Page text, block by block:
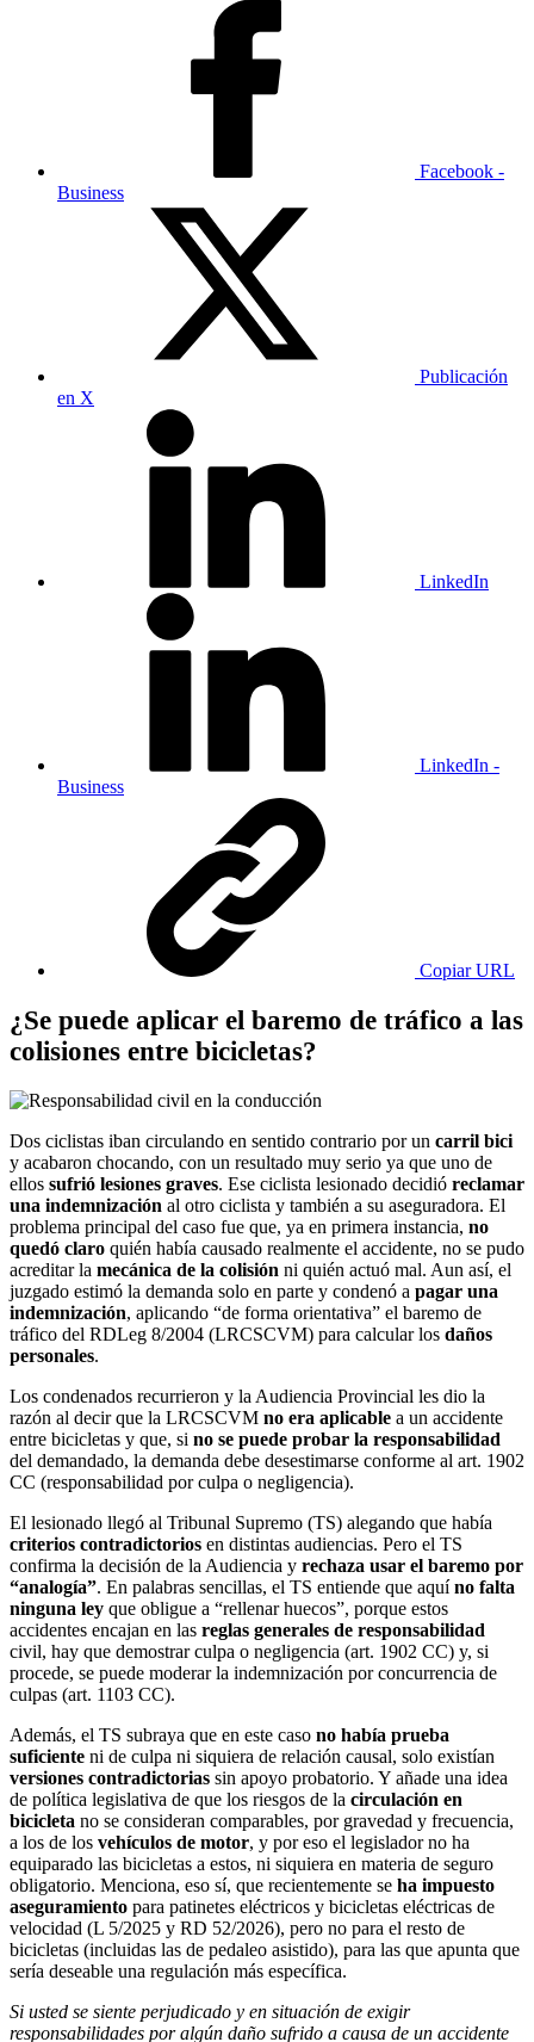
Facebook -
Business
Publicación
en X
LinkedIn
LinkedIn -
Business
Copiar URL
¿Se puede aplicar el baremo de tráfico a las
colisiones entre bicicletas?
Dos ciclistas iban circulando en sentido contrario por un carril bici
y acabaron chocando, con un resultado muy serio ya que uno de
ellos sufrió lesiones graves. Ese ciclista lesionado decidió reclamar
una indemnización al otro ciclista y también a su aseguradora. El
problema principal del caso fue que, ya en primera instancia, no
quedó claro quién había causado realmente el accidente, no se pudo
acreditar la mecánica de la colisión ni quién actuó mal. Aun así, el
juzgado estimó la demanda solo en parte y condenó a pagar una
indemnización, aplicando “de forma orientativa” el baremo de
tráfico del RDLeg 8/2004 (LRCSCVM) para calcular los daños
personales.
Los condenados recurrieron y la Audiencia Provincial les dio la
razón al decir que la LRCSCVM no era aplicable a un accidente
entre bicicletas y que, si no se puede probar la responsabilidad
del demandado, la demanda debe desestimarse conforme al art. 1902
CC (responsabilidad por culpa o negligencia).
El lesionado llegó al Tribunal Supremo (TS) alegando que había
criterios contradictorios en distintas audiencias. Pero el TS
confirma la decisión de la Audiencia y rechaza usar el baremo por
“analogía”. En palabras sencillas, el TS entiende que aquíno falta
ninguna ley que obligue a “rellenar huecos”, porque estos
accidentes encajan en las reglas generales de responsabilidad
civil, hay que demostrar culpa o negligencia (art. 1902 CC) y, si
procede, se puede moderar la indemnización por concurrencia de
culpas (art. 1103 CC).
Además, el TS subraya que en este caso no había prueba
suficiente ni de culpa ni siquiera de relación causal, solo existían
versiones contradictorias sin apoyo probatorio. Y añade una idea
de política legislativa de que los riesgos de la circulación en
bicicleta no se consideran comparables, por gravedad y frecuencia,
a los de los vehículos de motor, y por eso el legislador no ha
equiparado las bicicletas a estos, ni siquiera en materia de seguro
obligatorio. Menciona, eso sí, que recientemente se ha impuesto
aseguramiento para patinetes eléctricos y bicicletas eléctricas de
velocidad (L 5/2025 y RD 52/2026), pero no para el resto de
bicicletas (incluidas las de pedaleo asistido), para las que apunta que
sería deseable una regulación más específica.
Si usted se siente perjudicado y en situación de exigir
responsabilidades por algún daño sufrido a causa de un accidente